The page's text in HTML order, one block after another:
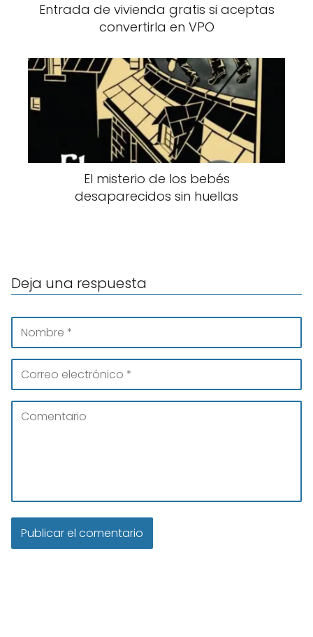
Entrada de vivienda gratis si aceptas
convertirla en VPO
El misterio de los bebés
desaparecidos sin huellas
Deja una respuesta